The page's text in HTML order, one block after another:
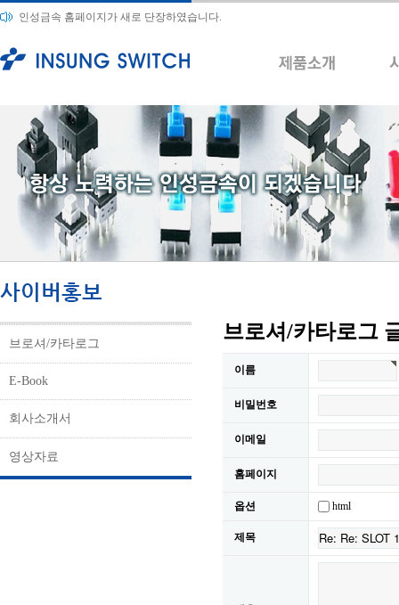
인성금속 홈페이지가 새로 단장하였습니다.
브로셔/카타로그
E-Book
회사소개서
영상자료
브로셔/카타로그
이름
비밀번호
이메일
홈페이지
옵션 html
제목